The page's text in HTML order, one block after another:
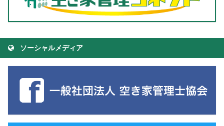
ソーシャルメディア